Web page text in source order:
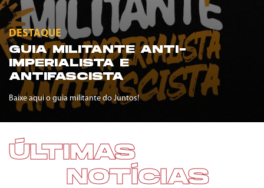
DESTAQUE
GUIA MILITANTE ANTI-
IMPERIALISTA E
ANTIFASCISTA
Baixe aqui o guia militante do Juntos!
ÚLTIMAS
NOTÍCIAS